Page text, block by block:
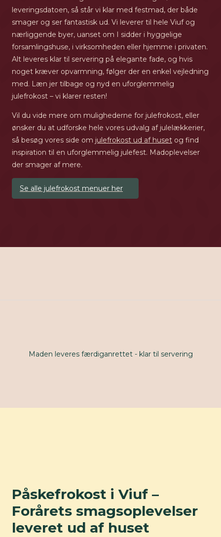
leveringsdatoen, så står vi klar med festmad, der både
smager og ser fantastisk ud. Vi leverer til hele Viuf og
nærliggende byer, uanset om I sidder i hyggelige
forsamlingshuse, i virksomheden eller hjemme i privaten.
Alt leveres klar til servering på elegante fade, og hvis
noget kræver opvarmning, følger der en enkel vejledning
med. Læn jer tilbage og nyd en uforglemmelig
julefrokost – vi klarer resten!
Vil du vide mere om mulighederne for julefrokost, eller
ønsker du at udforske hele vores udvalg af julelækkerier,
så besøg vores side om julefrokost ud af huset og find
inspiration til en uforglemmelig julefest. Madoplevelser
der smager af mere.
Se alle julefrokost menuer her
Maden leveres færdiganrettet - klar til servering
Påskefrokost i Viuf –
Forårets smagsoplevelser
leveret ud af huset